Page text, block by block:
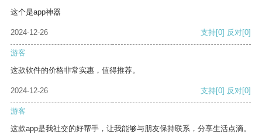
这个是app神器
2024-12-26 支持[0] 反对[0]
游客
这款软件的价格非常实惠，值得推荐。
2024-12-26 支持[0] 反对[0]
游客
这款app是我社交的好帮手，让我能够与朋友保持联系，分享生活点滴。